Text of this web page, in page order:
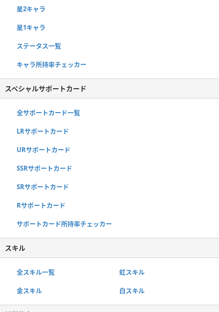
星2キャラ
星1キャラ
ステータス一覧
キャラ所持率チェッカー
スペシャルサポートカード
全サポートカード一覧
LRサポートカード
URサポートカード
SSRサポートカード
SRサポートカード
Rサポートカード
サポートカード所持率チェッカー
スキル
全スキル一覧 虹スキル
金スキル 白スキル